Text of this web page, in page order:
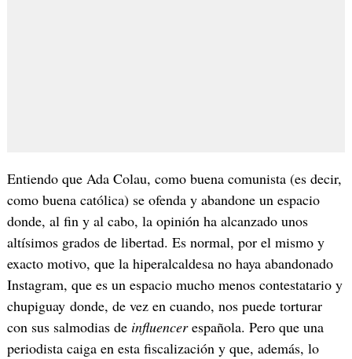
Entiendo que Ada Colau, como buena comunista (es decir,
como buena católica) se ofenda y abandone un espacio
donde, al fin y al cabo, la opinión ha alcanzado unos
altísimos grados de libertad. Es normal, por el mismo y
exacto motivo, que la hiperalcaldesa no haya abandonado
Instagram, que es un espacio mucho menos contestatario y
chupiguay donde, de vez en cuando, nos puede torturar
con sus salmodias de influencerespañola. Pero que una
periodista caiga en esta fiscalización y que, además, lo